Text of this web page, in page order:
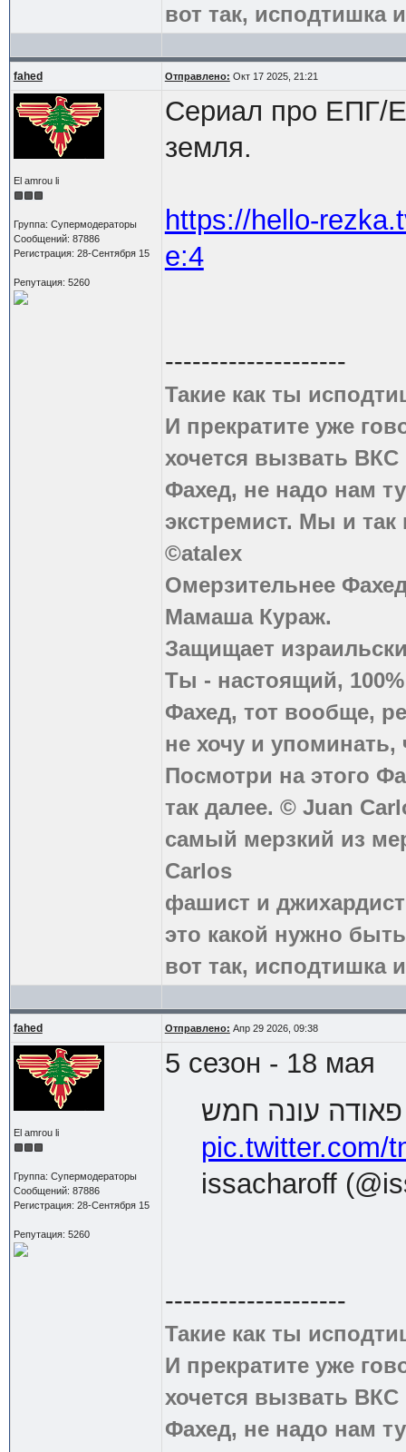
вот так, исподтишка
fahed Отправлено: Окт 17 2025, 21:21
El amrou li
Группа: Супермодераторы
Сообщений: 87886
Регистрация: 28-Сентября 15
Репутация: 5260
Сериал про ЕПГ/
земля.
https://hello-
e:4
--------------------
Такие как ты
И прекратите уже
хочется вызвать
Фахед, не надо нам
экстремист. Мы и
©atalex
Омерзительнее
Мамаша Кураж.
Защищает
Ты - настоящий,
Фахед, тот вообще,
не хочу и
Посмотри на этого
так далее. © Juan
самый мерзкий из
Carlos
фашист и
это какой нужно
вот так, исподтишка
fahed Отправлено: Апр 29 2026, 09:38
El amrou li
Группа: Супермодераторы
Сообщений: 87886
Регистрация: 28-Сентября 15
Репутация: 5260
5 сезон - 18 мая
פאודה עונה חמש
pic.twitter.com/
issacharoff
--------------------
Такие как ты
И прекратите уже
хочется вызвать
Фахед, не надо нам